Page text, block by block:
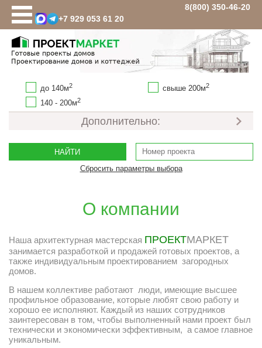
8(800) 350-46-20
+7 929 053 61 20
Проекты домов
до 100 кв.м
100-120 кв.м
100-150 кв.м
120 кв.м
130 кв.м
250 кв.м
Этажность
Одноэтажные
Двухэтажные
Мансарда
ВЫБОР ПРОЕКТА
до 140м2 свыше 200м2
140 - 200м2
Дополнительно:
1 этаж 2 этажа 2-ой этаж мансарда
без гаража
НАЙТИ
Сбросить параметры выбора
О компании
Наша архитектурная мастерская ПРОЕКТМАРКЕТ
занимается разработкой и продажей готовых проектов, а
также индивидуальным проектированием загородных
домов.
В нашем коллективе работают люди, имеющие высшее
профильное образование, которые любят свою работу и
хорошо ее исполняют. Каждый из наших сотрудников
заинтересован в том, чтобы выполненный нами проект был
технически и экономически эффективным, а самое главное
уникальным.